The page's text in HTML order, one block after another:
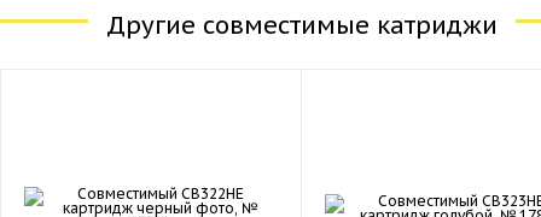
Габариты
Другие совместимые катриджи